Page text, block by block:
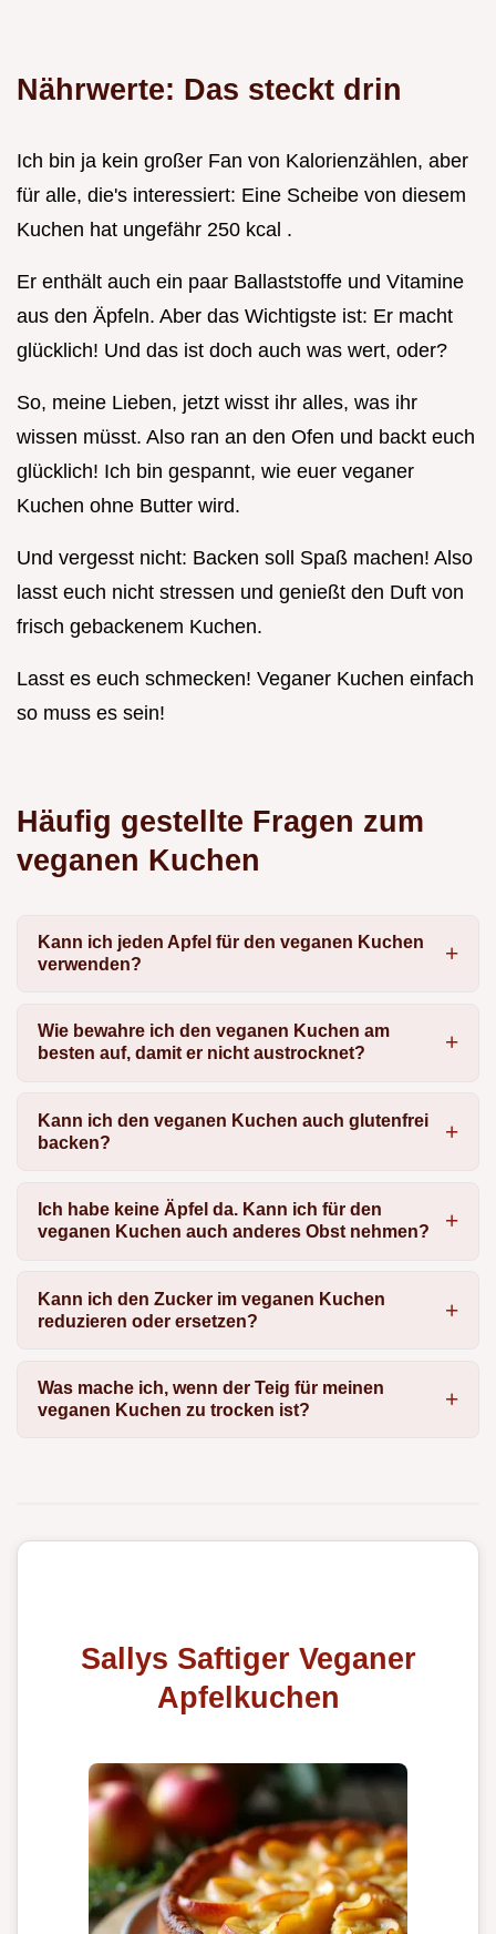
Nährwerte: Das steckt drin
Ich bin ja kein großer Fan von Kalorienzählen, aber
für alle, die's interessiert: Eine Scheibe von diesem
Kuchen hat ungefähr 250 kcal .
Er enthält auch ein paar Ballaststoffe und Vitamine
aus den Äpfeln. Aber das Wichtigste ist: Er macht
glücklich! Und das ist doch auch was wert, oder?
So, meine Lieben, jetzt wisst ihr alles, was ihr
wissen müsst. Also ran an den Ofen und backt euch
glücklich! Ich bin gespannt, wie euer veganer
Kuchen ohne Butter wird.
Und vergesst nicht: Backen soll Spaß machen! Also
lasst euch nicht stressen und genießt den Duft von
frisch gebackenem Kuchen.
Lasst es euch schmecken! Veganer Kuchen einfach
so muss es sein!
Häufig gestellte Fragen zum
veganen Kuchen
Kann ich jeden Apfel für den veganen Kuchen
verwenden?
Wie bewahre ich den veganen Kuchen am
besten auf, damit er nicht austrocknet?
Kann ich den veganen Kuchen auch glutenfrei
backen?
Ich habe keine Äpfel da. Kann ich für den
veganen Kuchen auch anderes Obst nehmen?
Kann ich den Zucker im veganen Kuchen
reduzieren oder ersetzen?
Was mache ich, wenn der Teig für meinen
veganen Kuchen zu trocken ist?
Sallys Saftiger Veganer
Apfelkuchen